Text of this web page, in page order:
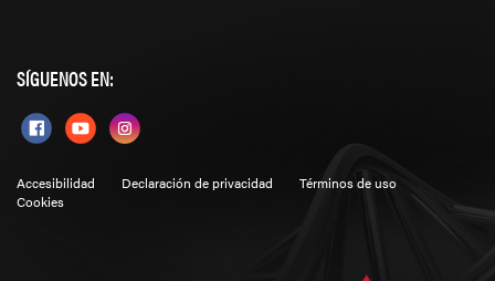
SÍGUENOS EN:
Accesibilidad Declaración de privacidad
Términos de uso
Cookies